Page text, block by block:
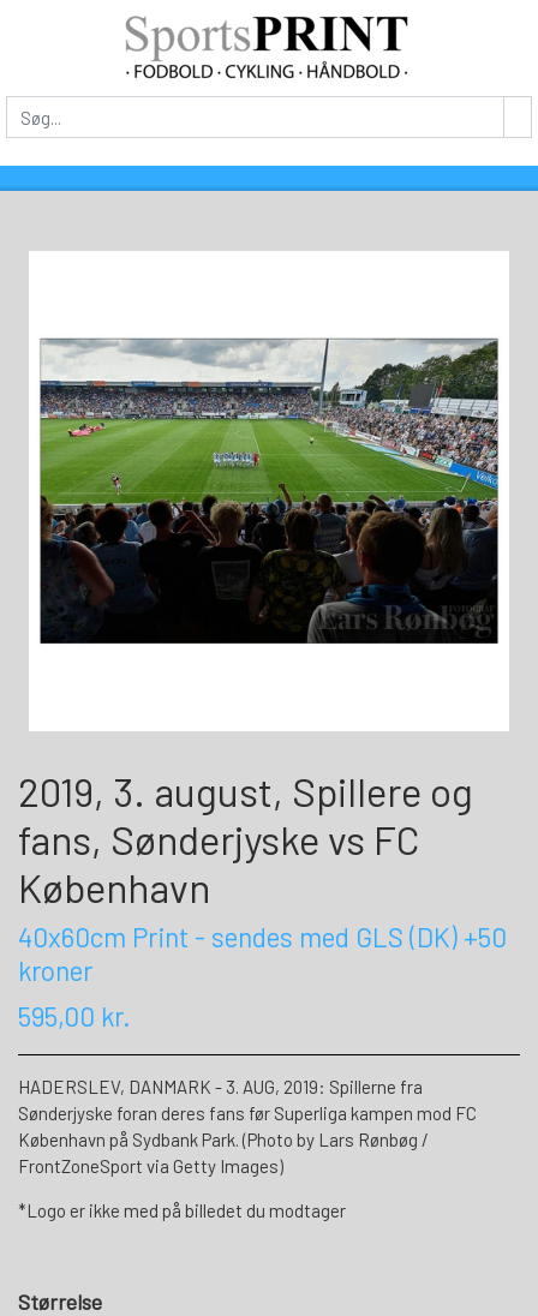
2019, 3. august, Spillere og
fans, Sønderjyske vs FC
København
40x60cm Print - sendes med GLS (DK) +50
kroner
595,00 kr.
HADERSLEV, DANMARK - 3. AUG, 2019: Spillerne fra
Sønderjyske foran deres fans før Superliga kampen mod FC
København på Sydbank Park. (Photo by Lars Rønbøg /
FrontZoneSport via Getty Images)
*Logo er ikke med på billedet du modtager
Størrelse